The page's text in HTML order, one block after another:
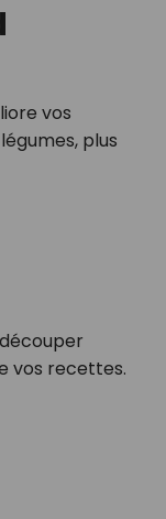
vos
plus
vos recettes.